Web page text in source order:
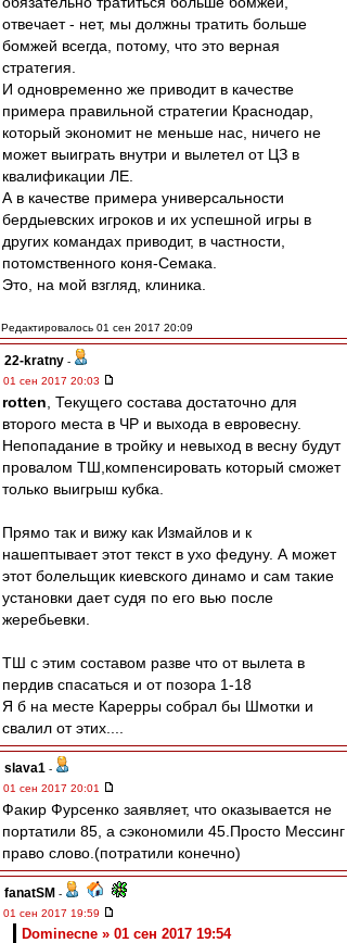
отвечает - нет, мы должны тратить больше
бомжей всегда, потому, что это верная
стратегия.
И одновременно же приводит в качестве
примера правильной стратегии Краснодар,
который экономит не меньше нас, ничего не
может выиграть внутри и вылетел от ЦЗ в
квалификации ЛЕ.
А в качестве примера универсальности
бердыевских игроков и их успешной игры в
других командах приводит, в частности,
потомственного коня-Семака.
Это, на мой взгляд, клиника.
Редактировалось 01 сен 2017 20:09
22-kratny -
01 сен 2017 20:03
rotten , Текущего состава достаточно для
второго места в ЧР и выхода в евровесну.
Непопадание в тройку и невыход в весну будут
провалом ТШ,компенсировать который сможет
только выигрыш кубка.
Прямо так и вижу как Измайлов и к
нашептывает этот текст в ухо федуну. А может
этот болельщик киевского динамо и сам такие
установки дает судя по его вью после
жеребьевки.
ТШ с этим составом разве что от вылета в
пердив спасаться и от позора 1-18
Я б на месте Карерры собрал бы Шмотки и
свалил от этих....
slava1 -
01 сен 2017 20:01
Факир Фурсенко заявляет, что оказывается не
портатили 85, а сэкономили 45.Просто Мессинг
право слово.(потратили конечно)
fanatSM -
01 сен 2017 19:59
Dominecne » 01 сен 2017 19:54